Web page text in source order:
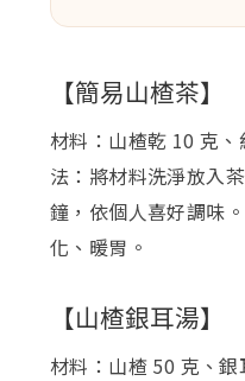
【簡易山楂茶】
材料：山楂乾 10 克
法：將材料洗淨放入
鐘，依個人喜好調味
化、暖胃。
【山楂銀耳湯】
材料：山楂 50 克、